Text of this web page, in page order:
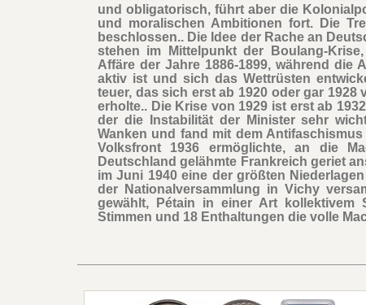
und obligatorisch, führt aber die
und moralischen Ambitionen fort. Die
beschlossen.. Die Idee der Rache an
stehen im Mittelpunkt der Boulang-
Affäre der Jahre 1886-1899, während
aktiv ist und sich das Wettrüsten
teuer, das sich erst ab 1920 oder gar
erholte.. Die Krise von 1929 ist erst ab
der die Instabilität der Minister sehr
Wanken und fand mit dem
Volksfront 1936 ermöglichte, an die
Deutschland gelähmte Frankreich geriet
im Juni 1940 eine der größten
der Nationalversammlung in Vichy
gewählt, Pétain in einer Art kollektivem
Stimmen und 18 Enthaltungen die volle